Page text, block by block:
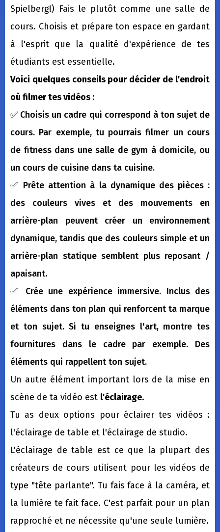
Spielberg!) Fais le plutôt comme une salle de
cours. Choisis et prépare ton espace en gardant
à l'esprit que la qualité d'expérience de tes
étudiants est essentielle.
Voici quelques conseils pour décider de l'endroit
où filmer tes vidéos :
✅ Choisis un cadre qui correspond à ton sujet de
cours. Par exemple, tu pourrais filmer un cours
de fitness dans une salle de gym à domicile, ou
un cours de cuisine dans ta cuisine.
✅ Prête attention à la dynamique des pièces :
des couleurs vives et des mouvements en
arrière-plan peuvent créer un environnement
dynamique, tandis que des couleurs simple et un
arrière-plan statique semblent plus reposant /
apaisant.
✅ Crée une expérience immersive. Inclus des
éléments dans ton plan qui renforcent ta marque
et ton sujet. Si tu enseignes l'art, montre tes
fournitures dans le cadre par exemple. Des
éléments qui rappellent ton sujet.
Un autre élément important lors de la mise en
scène de ta vidéo est l'éclairage.
Tu as deux options pour éclairer tes vidéos :
l'éclairage de table et l'éclairage de studio.
L'éclairage de table est ce que la plupart des
créateurs de cours utilisent pour les vidéos de
type "tête parlante". Tu fais face à la caméra, et
la lumière te fait face. C'est parfait pour un plan
rapproché et ne nécessite qu'une seule lumière.